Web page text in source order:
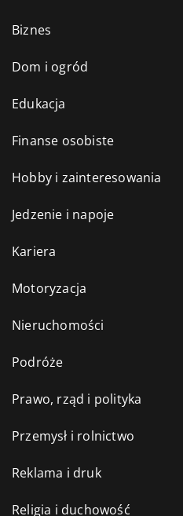
Biznes
Dom i ogród
Edukacja
Finanse osobiste
Hobby i zainteresowania
Jedzenie i napoje
Kariera
Motoryzacja
Nieruchomości
Podróże
Prawo, rząd i polityka
Przemysł i rolnictwo
Reklama i druk
Religia i duchowość